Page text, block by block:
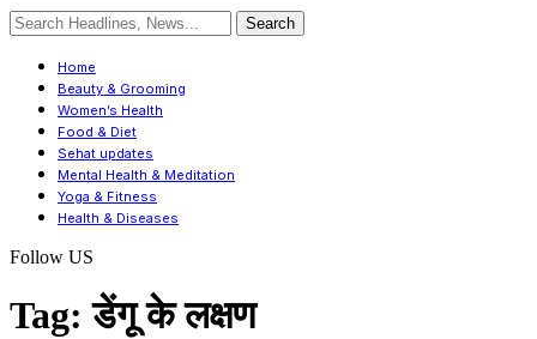
Home
Beauty & Grooming
Women’s Health
Food & Diet
Sehat updates
Mental Health & Meditation
Yoga & Fitness
Health & Diseases
Follow US
Tag:डेंगू के लक्षण